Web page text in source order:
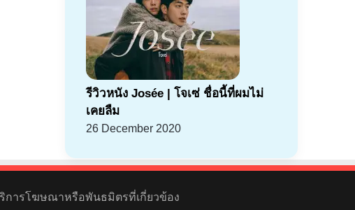
รีวิวหนัง Josée | โจเซ่ ชื่อนี้ที่ผมไม่
เคยลืม
26 December 2020
การโฆษณาหรือพันธมิตรที่เกี่ยวข้อง